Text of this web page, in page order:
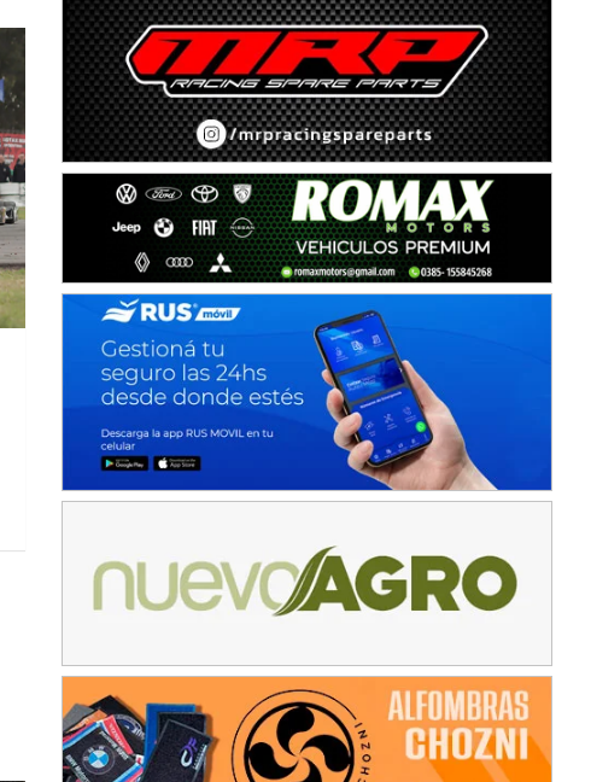
KDO - F6
Ciudad de Trenque Lauquen (Asfalto)
Trenque Lauquen (Buenos Aires)
ENTRERRIANO - F6 (POSTERGADA)
Parque de la Velocidad (Asfalto)
Villaguay (Entre Ríos)
VICTORIENSE - F7
El Cerro (Tierra)
Victoria (Entre Ríos)
PATAGONICO - F6
Moto Club Reginense (Tierra)
Gral. E. Godoy (Río Negro)
CSK - F7
Juventud Unida (Tierra)
Humboldt (Santa Fe)
NORESTE SANTAFESINO - F6
SUR SANTAFESINO - F4
Juan Navarro (Asfalto)
El Timbó (Tucumán)